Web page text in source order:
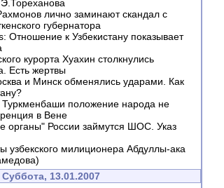
Э.Тореханова
лично заминают скандал с
губернатора
Отношение к Узбекистану показывает
курорта Хуахин столкнулись
Есть жертвы
и Минск обменялись ударами. Как
положение народа не
в Вене
органы" России займутся ШОС. Указ
узбекского милиционера Абдуллы-ака
Суббота, 13.01.2007